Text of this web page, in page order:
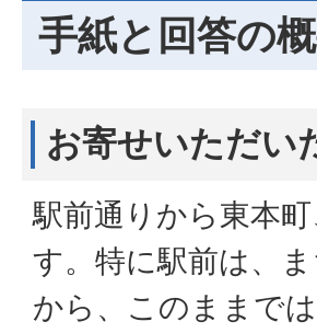
手紙と回答の
お寄せいただい
駅前通りから東本
す。特に駅前は、
から、このままで